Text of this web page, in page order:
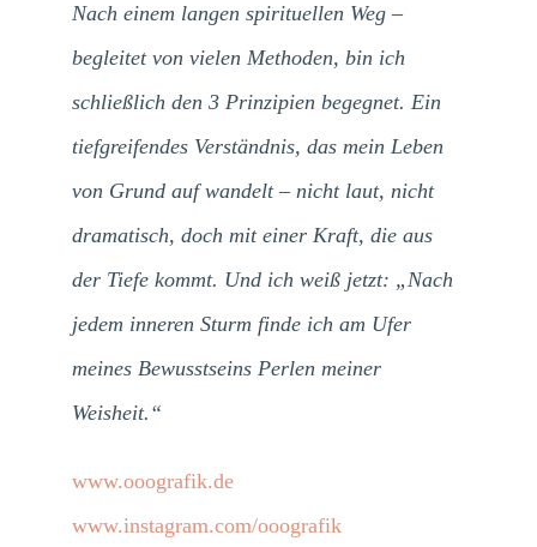
Nach einem langen spirituellen Weg –
begleitet von vielen Methoden, bin ich
schließlich den 3 Prinzipien begegnet. Ein
tiefgreifendes Verständnis, das mein Leben
von Grund auf wandelt – nicht laut, nicht
dramatisch, doch mit einer Kraft, die aus
der Tiefe kommt. Und ich weiß jetzt: „Nach
jedem inneren Sturm finde ich am Ufer
meines Bewusstseins Perlen meiner
Weisheit.“
www.ooografik.de
www.instagram.com/ooografik